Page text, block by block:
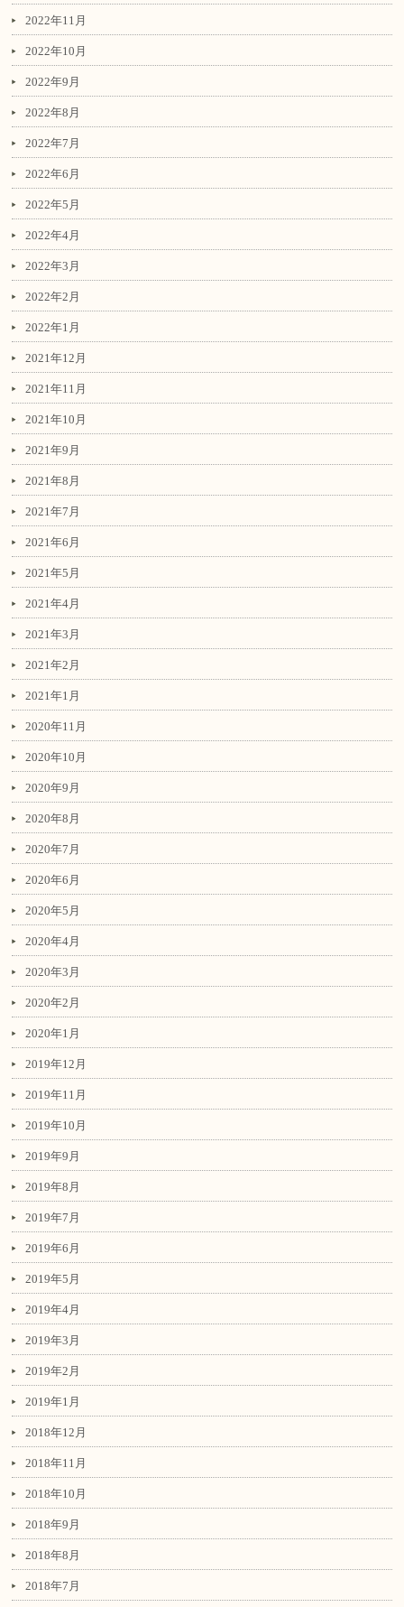
2022年11月
2022年10月
2022年9月
2022年8月
2022年7月
2022年6月
2022年5月
2022年4月
2022年3月
2022年2月
2022年1月
2021年12月
2021年11月
2021年10月
2021年9月
2021年8月
2021年7月
2021年6月
2021年5月
2021年4月
2021年3月
2021年2月
2021年1月
2020年11月
2020年10月
2020年9月
2020年8月
2020年7月
2020年6月
2020年5月
2020年4月
2020年3月
2020年2月
2020年1月
2019年12月
2019年11月
2019年10月
2019年9月
2019年8月
2019年7月
2019年6月
2019年5月
2019年4月
2019年3月
2019年2月
2019年1月
2018年12月
2018年11月
2018年10月
2018年9月
2018年8月
2018年7月